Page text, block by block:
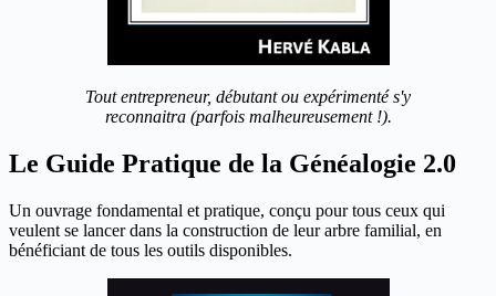
Tout entrepreneur, débutant ou expérimenté s'y
reconnaitra (parfois malheureusement !).
Le Guide Pratique de la Généalogie 2.0
Un ouvrage fondamental et pratique, conçu pour tous ceux qui
veulent se lancer dans la construction de leur arbre familial, en
bénéficiant de tous les outils disponibles.